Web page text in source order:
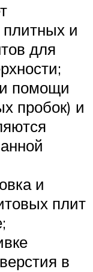
плитных и
для
помощи
пробок) и
и
плит
в